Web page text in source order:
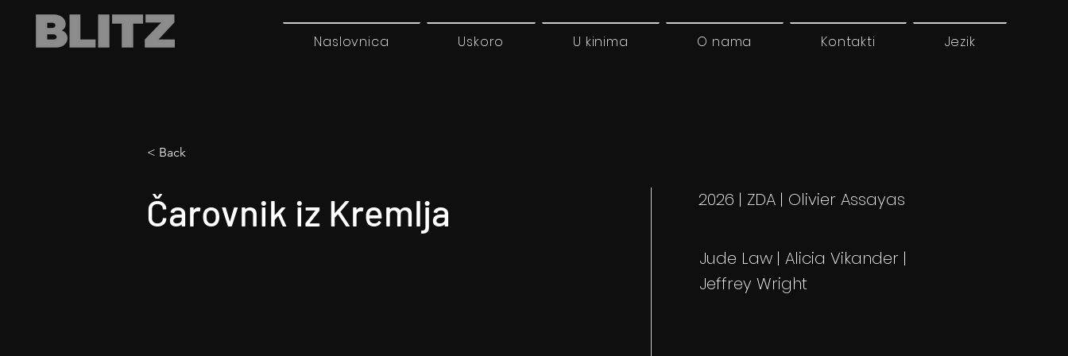
Naslovnica Uskoro U kinima O nama Kontakti Jezik
< Back
Čarovnik iz Kremlja 2026 | ZDA | Olivier Assayas
Jude Law | Alicia Vikander |
Jeffrey Wright